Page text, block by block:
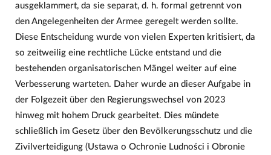
ausgeklammert, da sie separat, d. h. formal getrennt von
den Angelegenheiten der Armee geregelt werden sollte.
Diese Entscheidung wurde von vielen Experten kritisiert, da
so zeitweilig eine rechtliche Lücke entstand und die
bestehenden organisatorischen Mängel weiter auf eine
Verbesserung warteten. Daher wurde an dieser Aufgabe in
der Folgezeit über den Regierungswechsel von 2023
hinweg mit hohem Druck gearbeitet. Dies mündete
schließlich im Gesetz über den Bevölkerungsschutz und die
Zivilverteidigung (Ustawa o Ochronie Ludności i Obronie